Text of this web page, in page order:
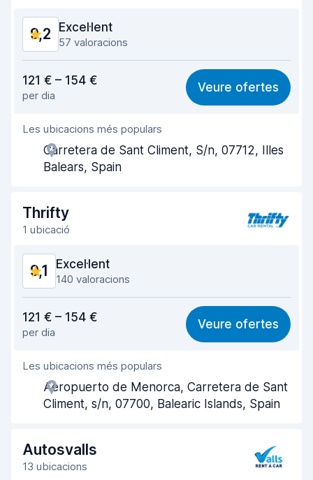
Condició del cotxe
9,2 Excel·lent
57 valoracions
8,6
Facilitat de trobar 9,2
Utilitat de l'agent
Velocitat de recollida
Neteja del cotxe 9,5
Condició del cotxe
121 € – 154 €
per dia
Veure ofertes
Les ubicacions més populars
Carretera de Sant Climent, S/n, 07712, Illes
Balears, Spain
Thrifty
1 ubicació
9,1 Excel·lent
140 valoracions
8,6
Facilitat de trobar 9,2
Utilitat de l'agent
Velocitat de recollida 8,8
Neteja del cotxe 9,2
121 € – 154 €
per dia
Veure ofertes
Les ubicacions més populars
Aeropuerto de Menorca, Carretera de Sant
Climent, s/n, 07700, Balearic Islands, Spain
Autosvalls
13 ubicacions